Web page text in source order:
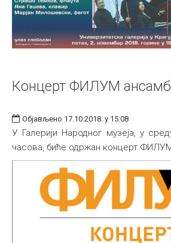
Концерт ФИЛУМ
Објављено 17.10.2018. у 15:08
У Галерији Народног музеја, у
часова, биће одржан концерт